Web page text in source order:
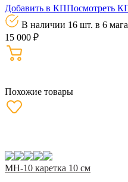
Добавить в КППосмотреть
В наличии 16 шт. в 6
15 000 ₽
Похожие товары
MH-10 каретка 10 см